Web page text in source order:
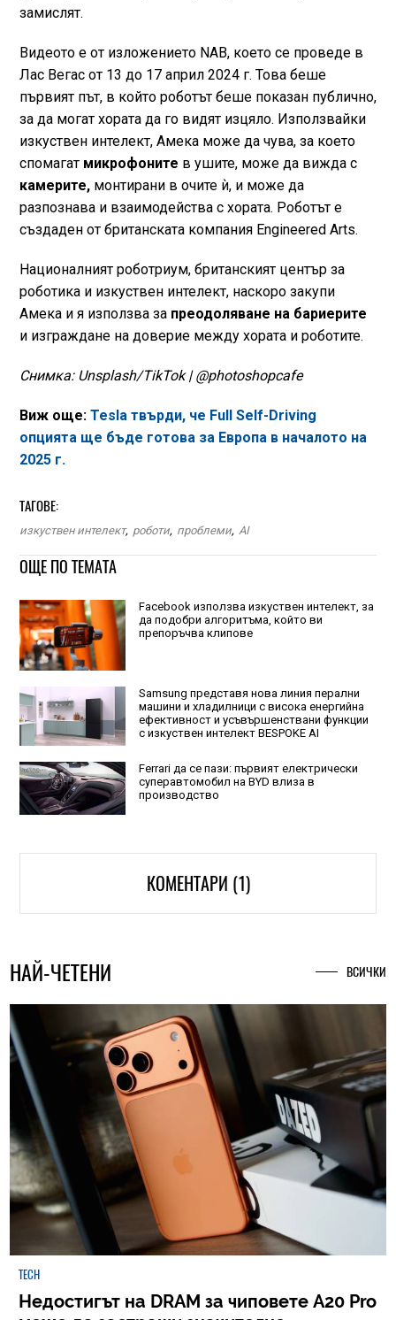
замислят.
Видеото е от изложението NAB, което се проведе в
Лас Вегас от 13 до 17 април 2024 г. Това беше
първият път, в който роботът беше показан публично,
за да могат хората да го видят изцяло. Използвайки
изкуствен интелект, Амека може да чува, за което
спомагат микрофоните в ушите, може да вижда с
камерите,монтирани в очите ѝ, и може да
разпознава и взаимодейства с хората. Роботът е
създаден от британската компания Engineered Arts.
Националният роботриум, британският център за
роботика и изкуствен интелект, наскоро закупи
Амека и я използва за преодоляване на бариерите
и изграждане на доверие между хората и роботите.
Снимка: Unsplash/TikTok | @photoshopcafe
Виж още: Tesla твърди, че Full Self-Driving
опцията ще бъде готова за Европа в началото на
2025 г.
ТАГОВЕ:
изкуствен интелект, роботи, проблеми, AI
ОЩЕ ПО ТЕМАТА
Facebook използва изкуствен интелект, за
да подобри алгоритъма, който ви
препоръчва клипове
Samsung представя нова линия перални
машини и хладилници с висока енергийна
ефективност и усъвършенствани функции
с изкуствен интелект BESPOKE AI
Ferrari да се пази: първият електрически
суперавтомобил на BYD влиза в
производство
КОМЕНТАРИ (1)
НАЙ-ЧЕТЕНИ ВСИЧКИ
TECH
Недостигът на DRAM за чиповете A20 Pro